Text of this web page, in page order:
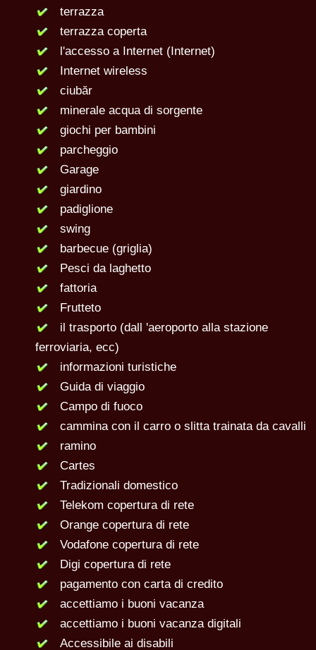
terrazza
terrazza coperta
l'accesso a Internet (Internet)
Internet wireless
ciubăr
minerale acqua di sorgente
giochi per bambini
parcheggio
Garage
giardino
padiglione
swing
barbecue (griglia)
Pesci da laghetto
fattoria
Frutteto
il trasporto (dall 'aeroporto alla stazione
ferroviaria, ecc)
informazioni turistiche
Guida di viaggio
Campo di fuoco
cammina con il carro o slitta trainata da cavalli
ramino
Cartes
Tradizionali domestico
Telekom copertura di rete
Orange copertura di rete
Vodafone copertura di rete
Digi copertura di rete
pagamento con carta di credito
accettiamo i buoni vacanza
accettiamo i buoni vacanza digitali
Accessibile ai disabili